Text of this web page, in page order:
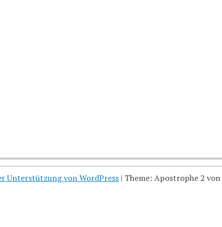
Unterstützung von WordPress | Theme: Apostrophe 2 von